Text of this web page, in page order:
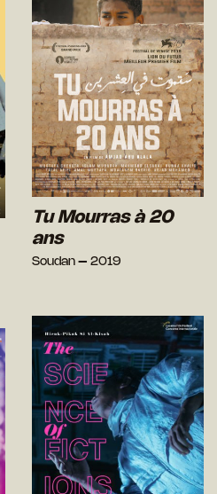
Tu Mourras à 20
ans
Soudan – 2019